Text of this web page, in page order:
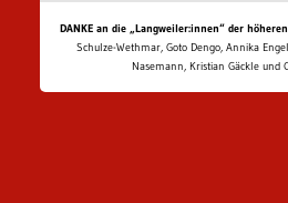
DANKE an die „Langweiler:innen“ der
Schulze-Wethmar, Goto Dengo, Annika
Nasemann, Kristian Gäckle und